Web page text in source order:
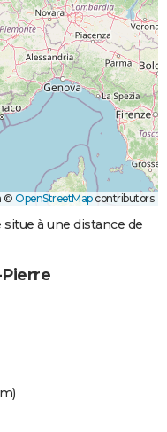
© OpenStreetMapcontributors
à une distance de